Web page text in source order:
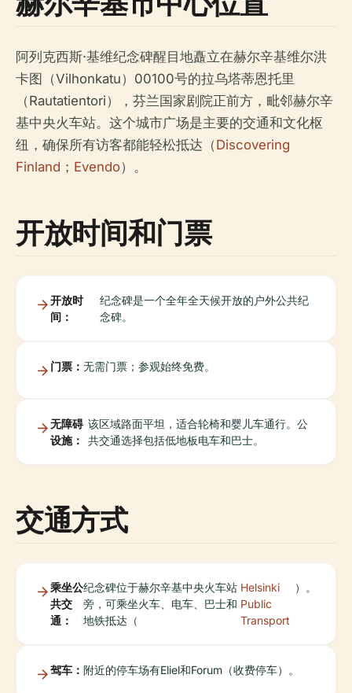
阿列克西斯·基维纪念碑醒目地矗立在赫尔辛基维尔洪
卡图（Vilhonkatu）00100号的拉乌塔蒂恩托里
（Rautatientori），芬兰国家剧院正前方，毗邻赫尔辛
基中央火车站。这个城市广场是主要的交通和文化枢
纽，确保所有访客都能轻松抵达（Discovering
Finland ； Evendo）。
开放时间和门票
开放时
间：
纪念碑是一个全年全天候开放的户外公共纪
念碑。
门票： 无需门票；参观始终免费。
无障碍
设施：
该区域路面平坦，适合轮椅和婴儿车通行。公
共交通选择包括低地板电车和巴士。
交通方式
乘坐公
共交
通：
纪念碑位于赫尔辛基中央火车站
旁，可乘坐火车、电车、巴士和
地铁抵达（
Helsinki
Public
Transport
）。
驾车： 附近的停车场有Eliel和Forum（收费停车）。